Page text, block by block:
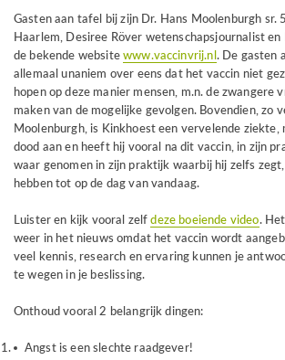
Gasten aan tafel bij zijn Dr. Hans Moolenburgh sr.
Haarlem, Desiree Röver wetenschapsjournalist en
de bekende websitewww.vaccinvrij.nl. De gasten
allemaal unaniem over eens dat het vaccin niet
hopen op deze manier mensen, m.n. de zwangere
maken van de mogelijke gevolgen. Bovendien, zo
Moolenburgh, is Kinkhoest een vervelende ziekte,
dood aan en heeft hij vooral na dit vaccin, in zijn
waar genomen in zijn praktijk waarbij hij zelfs
hebben tot op de dag van vandaag.
Luister en kijk vooral zelfdeze boeiende video.
weer in het nieuws omdat het vaccin wordt
veel kennis, research en ervaring kunnen je
te wegen in je beslissing.
Onthoud vooral 2 belangrijk dingen:
Angst is een slechte raadgever!